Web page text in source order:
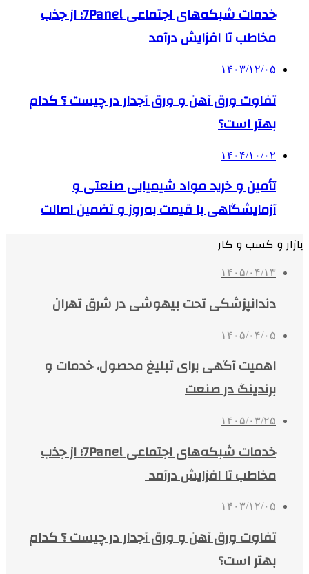
خدمات شبکه‌های اجتماعی 7Panel؛ از جذب
مخاطب تا افزایش درآمد
۱۴۰۳/۱۲/۰۵
تفاوت ورق آهن و ورق آجدار در چیست ؟ کدام
بهتر است؟
۱۴۰۴/۱۰/۰۲
تأمین و خرید مواد شیمیایی صنعتی و
آزمایشگاهی با قیمت به‌روز و تضمین اصالت
بازار و کسب و کار
۱۴۰۵/۰۴/۱۳
دندانپزشکی تحت بیهوشی در شرق تهران
۱۴۰۵/۰۴/۰۵
اهمیت آگهی برای تبلیغ محصول، خدمات و
برندینگ در صنعت
۱۴۰۵/۰۳/۲۵
خدمات شبکه‌های اجتماعی 7Panel؛ از جذب
مخاطب تا افزایش درآمد
۱۴۰۳/۱۲/۰۵
تفاوت ورق آهن و ورق آجدار در چیست ؟ کدام
بهتر است؟